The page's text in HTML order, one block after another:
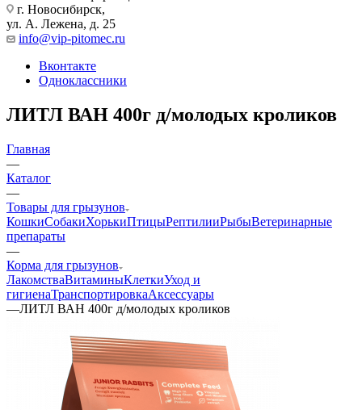
г. Новосибирск,
ул. А. Лежена, д. 25
info@vip-pitomec.ru
Вконтакте
Одноклассники
ЛИТЛ ВАН 400г д/молодых кроликов
Главная
—
Каталог
—
Товары для грызунов
КошкиСобакиХорькиПтицыРептилииРыбыВетеринарные
препараты
—
Корма для грызунов
ЛакомстваВитаминыКлеткиУход и
гигиенаТранспортировкаАксессуары
—ЛИТЛ ВАН 400г д/молодых кроликов